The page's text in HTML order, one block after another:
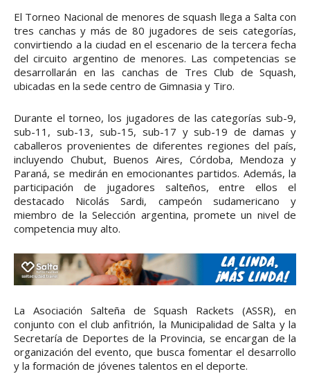
El Torneo Nacional de menores de squash llega a Salta con
tres canchas y más de 80 jugadores de seis categorías,
convirtiendo a la ciudad en el escenario de la tercera fecha
del circuito argentino de menores. Las competencias se
desarrollarán en las canchas de Tres Club de Squash,
ubicadas en la sede centro de Gimnasia y Tiro.
Durante el torneo, los jugadores de las categorías sub-9,
sub-11, sub-13, sub-15, sub-17 y sub-19 de damas y
caballeros provenientes de diferentes regiones del país,
incluyendo Chubut, Buenos Aires, Córdoba, Mendoza y
Paraná, se medirán en emocionantes partidos. Además, la
participación de jugadores salteños, entre ellos el
destacado Nicolás Sardi, campeón sudamericano y
miembro de la Selección argentina, promete un nivel de
competencia muy alto.
La Asociación Salteña de Squash Rackets (ASSR), en
conjunto con el club anfitrión, la Municipalidad de Salta y la
Secretaría de Deportes de la Provincia, se encargan de la
organización del evento, que busca fomentar el desarrollo
y la formación de jóvenes talentos en el deporte.